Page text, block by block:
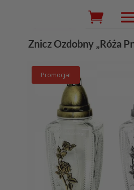
Wyszukiwarka
produktów
Znicz Ozdobny „Róża
Promocja!